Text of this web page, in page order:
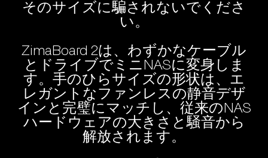
そのサイズに騙されないでくださ
い。
ZimaBoard 2は、わずかなケーブル
とドライブでミニNASに変身しま
す。手のひらサイズの形状は、エ
レガントなファンレスの静音デザ
インと完璧にマッチし、従来のNAS
ハードウェアの大きさと騒音から
解放されます。